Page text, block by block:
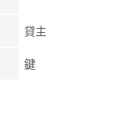
貸主
鍵